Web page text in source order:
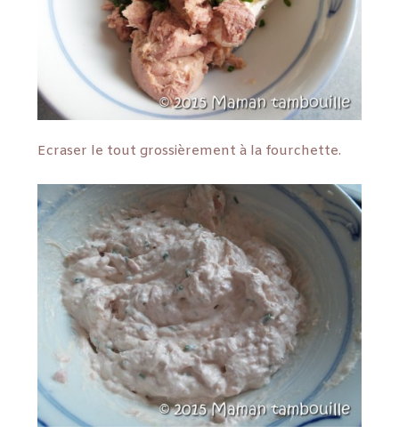
Ecraser le tout grossièrement à la fourchette.